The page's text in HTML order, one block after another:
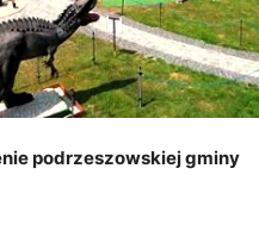
podrzeszowskiej gminy